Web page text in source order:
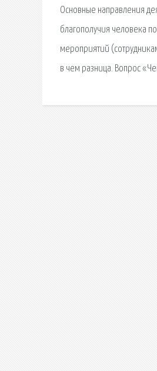
Основные направления
благополучия человека
мероприятий
в чем разница. Вопрос